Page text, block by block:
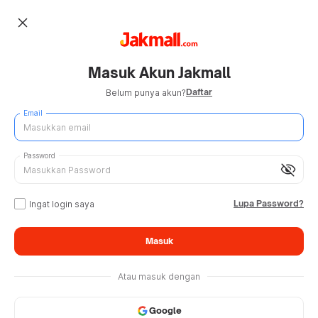
close
Masuk Akun Jakmall
Belum punya akun?Daftar
Email
visibility_off
Password
Ingat login saya Lupa Password?
Masuk
Atau masuk dengan
Google